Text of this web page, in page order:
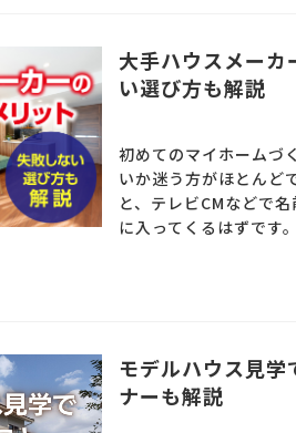
大手ハウスメー
い選び方も解説
初めてのマイホームづ
いか迷う方がほとんど
と、テレビCMなどで
に入ってくるはずです
モデルハウス見
ナーも解説